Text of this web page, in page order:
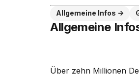
Allgemeine Infos
Allgemeine
Über zehn Millionen